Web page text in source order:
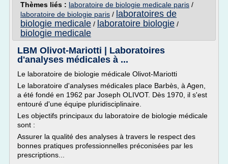
Thèmes liés : laboratoire de biologie medicale paris /
laboratoire de biologie paris / laboratoires de
biologie medicale / laboratoire biologie /
biologie medicale
LBM Olivot-Mariotti | Laboratoires
d'analyses médicales à ...
Le laboratoire de biologie médicale Olivot-Mariotti
Le laboratoire d'analyses médicales place Barbès, à Agen,
a été fondé en 1962 par Joseph OLIVOT. Dès 1970, il s'est
entouré d'une équipe pluridisciplinaire.
Les objectifs principaux du laboratoire de biologie médicale
sont :
Assurer la qualité des analyses à travers le respect des
bonnes pratiques professionnelles préconisées par les
prescriptions...